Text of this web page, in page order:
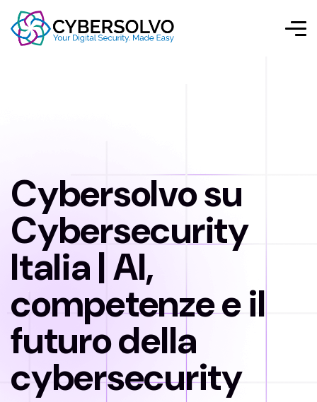
Cybersolvo su
Cybersecurity
Italia | AI,
competenze e il
futuro della
cybersecurity